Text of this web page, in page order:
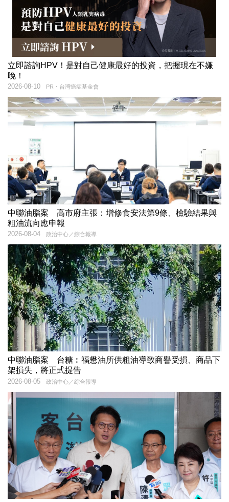
立即諮詢HPV！是對自己健康最好的投資，把握現在不嫌
晚！
PR・台灣癌症基金會
2026-08-10
中聯油脂案 高市府主張：增修食安法第9條、檢驗結果與
粗油流向應申報
政治中心／綜合報導
2026-08-04
中聯油脂案 台糖︰福懋油所供粗油導致商譽受損、商品下
架損失，將正式提告
政治中心／綜合報導
2026-08-05